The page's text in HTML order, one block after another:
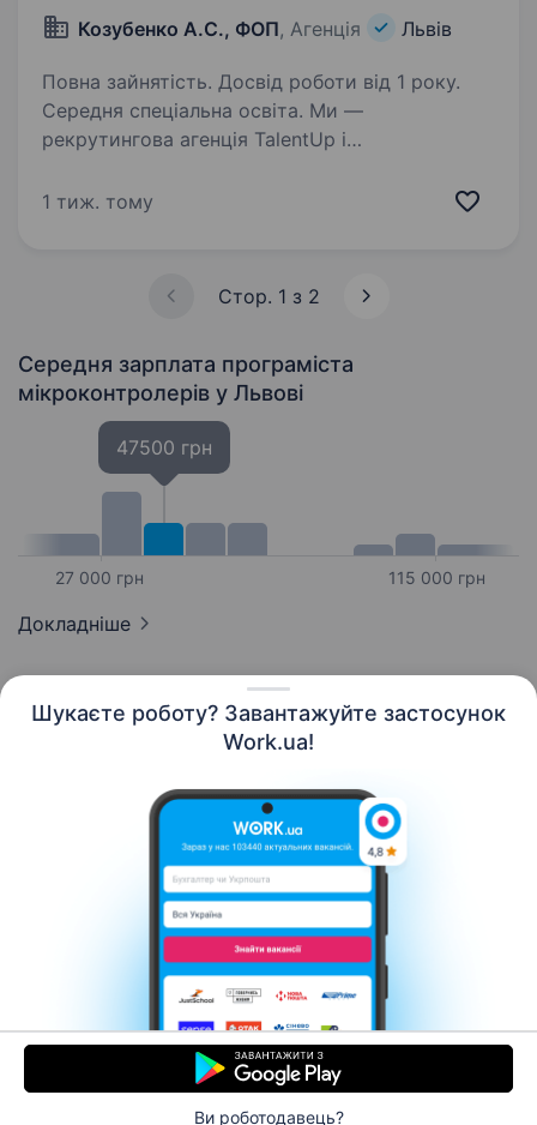
Шукаєте роботу? Завантажуйте застосунок
Work.ua!
Ви роботодавець?
Козубенко А.С., ФОП, Агенція Львів
Повна зайнятість. Досвід роботи від 1 року.
Середня спеціальна освіта. Ми —
рекрутингова агенція TalentUp і
які дійсно підходять для роботи та можуть
1 тиж. тому
Стор. 1 з 2
Середня зарплата програміста
мікроконтролерів у Львові
27 000 грн
47500 грн
115 000 грн
Докладніше
Контакти Про нас
Кар’єра
Допомога Умови використання